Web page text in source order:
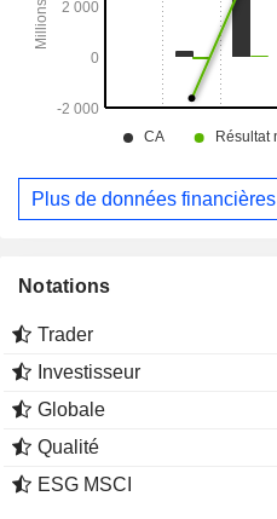
Plus de données financières
Notations
Trader
Investisseur
Globale
Qualité
ESG MSCI